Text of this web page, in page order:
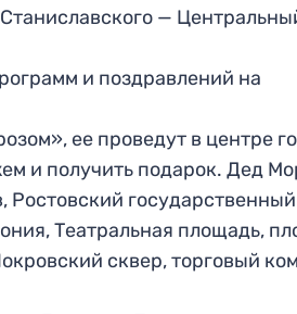
—
и поздравлений на
ее проведут в центре
и получить подарок. Дед
Ростовский государственный
Театральная площадь,
сквер, торговый